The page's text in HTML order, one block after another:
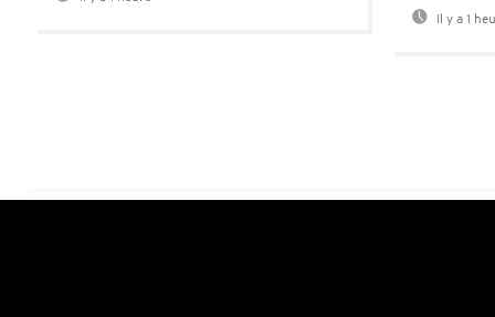
Il y a 1